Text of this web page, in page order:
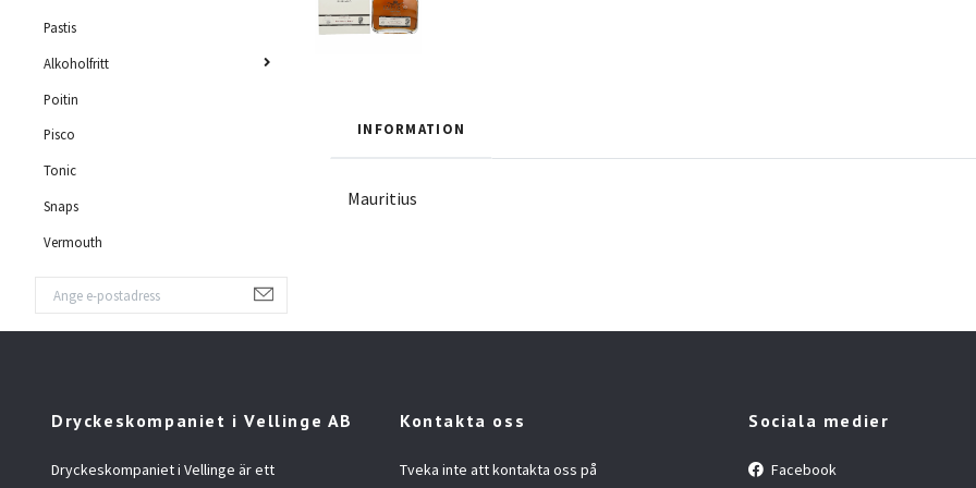
Pastis
Alkoholfritt
Poitin
Pisco
Tonic
Snaps
Vermouth
INFORMATION
Mauritius
Dryckeskompaniet i Vellinge AB
Dryckeskompaniet i Vellinge är ett
Kontakta oss
Tveka inte att kontakta oss på
Sociala medier
Facebook